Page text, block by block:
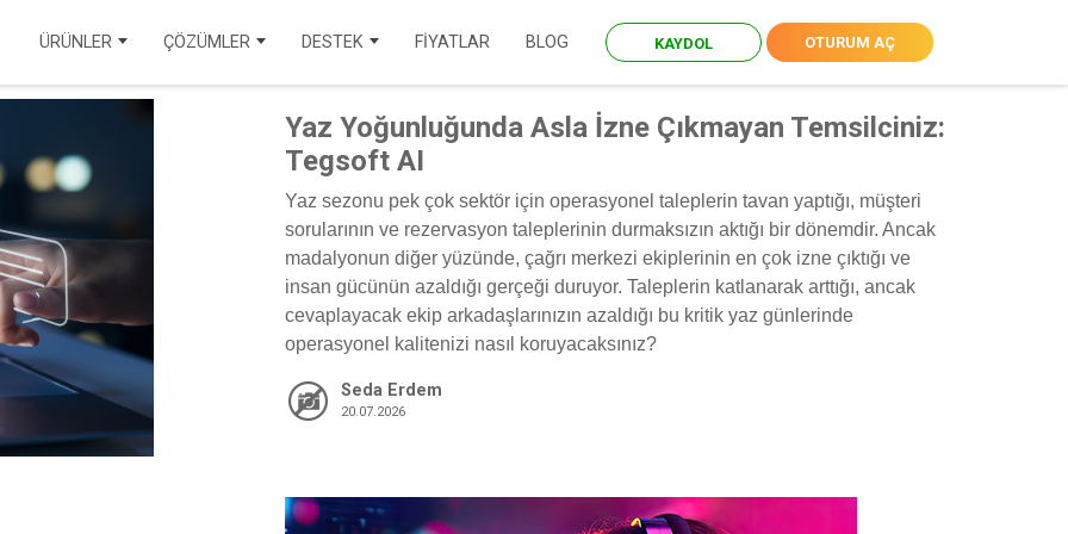
ÜRÜNLER
OMNICHANNEL
AICHANNEL
ÇÖZÜMLER
SEYAHAT VE TURİZM
BELEDİYE
ENERJİ
FİNANS
DESTEK
EĞİTİM MERKEZİ
API DOKÜMANLARI
BİLGİ BANKASI
PARTNER BUL
İLETİŞİME GEÇ
FİYATLAR BLOG KAYDOL OTURUM AÇ
Yaz Yoğunluğunda Asla İzne Çıkmayan Temsilciniz:
Tegsoft AI
Yaz sezonu pek çok sektör için operasyonel taleplerin tavan yaptığı, müşteri
sorularının ve rezervasyon taleplerinin durmaksızın aktığı bir dönemdir. Ancak
madalyonun diğer yüzünde, çağrı merkezi ekiplerinin en çok izne çıktığı ve
insan gücünün azaldığı gerçeği duruyor. Taleplerin katlanarak arttığı, ancak
cevaplayacak ekip arkadaşlarınızın azaldığı bu kritik yaz günlerinde
operasyonel kalitenizi nasıl koruyacaksınız?
Seda Erdem
20.07.2026